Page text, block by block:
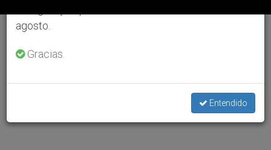
agosto.
Gracias.
Entendido